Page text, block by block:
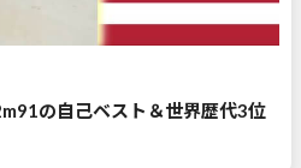
の自己ベスト＆世界歴代3位